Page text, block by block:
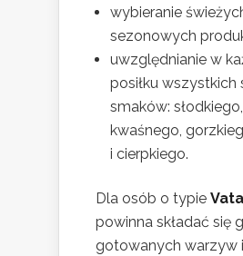
wybieranie
sezonowych
uwzględnianie w
posiłku wszystkich
smaków:
kwaśnego,
i cierpkiego.
Dla osób o typie Vata
powinna składać się
gotowanych warzyw i